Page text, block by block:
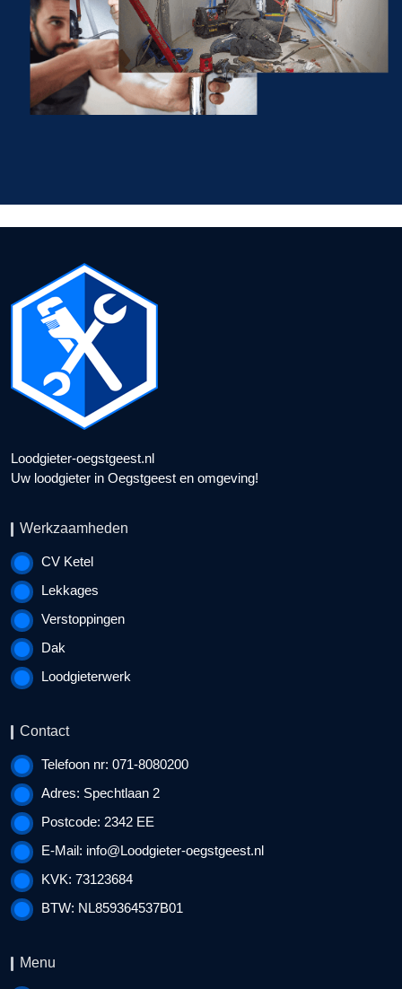
Loodgieter-oegstgeest.nl
Uw loodgieter in Oegstgeest en omgeving!
Werkzaamheden
CV Ketel
Lekkages
Verstoppingen
Dak
Loodgieterwerk
Contact
Telefoon nr: 071-8080200
Adres: Spechtlaan 2
Postcode: 2342 EE
E-Mail: info@Loodgieter-oegstgeest.nl
KVK: 73123684
BTW: NL859364537B01
Menu